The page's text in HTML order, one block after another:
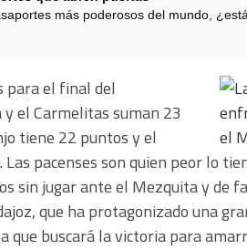
más poderosos del mundo,
para el final del
el Carmelitas suman 23
tiene 22 puntos y el
Las pacenses son quien peor lo
sin jugar ante el Mezquita y de
que ha protagonizado una
que buscará la victoria para